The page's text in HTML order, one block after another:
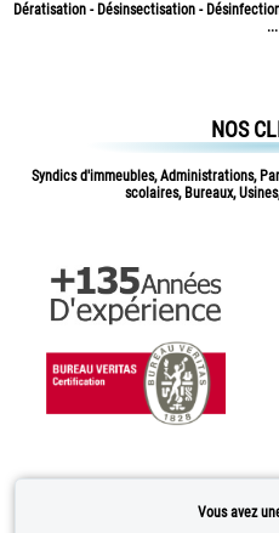
Dératisation - Désinsectisation -
...
NOS
Syndics d'immeubles, Administrations,
scolaires, Bureaux,
Vous avez